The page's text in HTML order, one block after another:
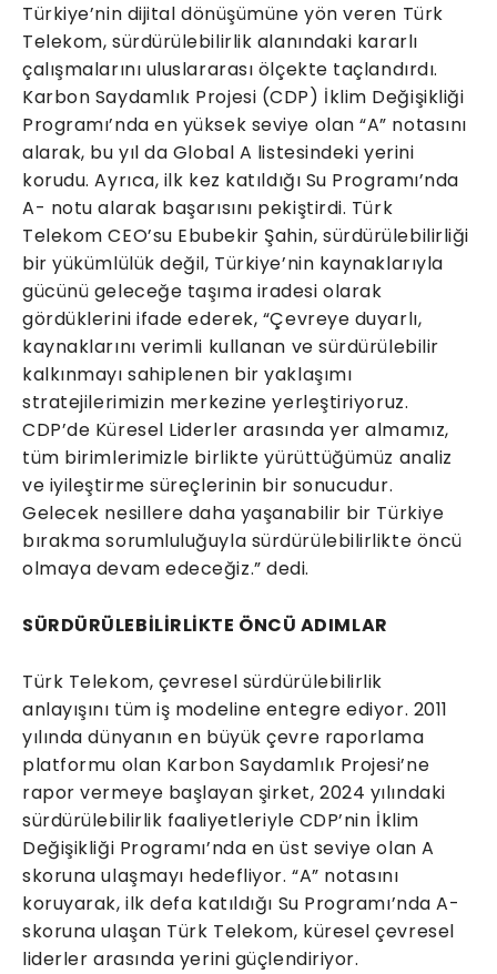
Türkiye’nin dijital dönüşümüne yön veren Türk
Telekom, sürdürülebilirlik alanındaki kararlı
çalışmalarını uluslararası ölçekte taçlandırdı.
Karbon Saydamlık Projesi (CDP) İklim Değişikliği
Programı’nda en yüksek seviye olan “A” notasını
alarak, bu yıl da Global A listesindeki yerini
korudu. Ayrıca, ilk kez katıldığı Su Programı’nda
A- notu alarak başarısını pekiştirdi. Türk
Telekom CEO’su Ebubekir Şahin, sürdürülebilirliği
bir yükümlülük değil, Türkiye’nin kaynaklarıyla
gücünü geleceğe taşıma iradesi olarak
gördüklerini ifade ederek, “Çevreye duyarlı,
kaynaklarını verimli kullanan ve sürdürülebilir
kalkınmayı sahiplenen bir yaklaşımı
stratejilerimizin merkezine yerleştiriyoruz.
CDP’de Küresel Liderler arasında yer almamız,
tüm birimlerimizle birlikte yürüttüğümüz analiz
ve iyileştirme süreçlerinin bir sonucudur.
Gelecek nesillere daha yaşanabilir bir Türkiye
bırakma sorumluluğuyla sürdürülebilirlikte öncü
olmaya devam edeceğiz.” dedi.
SÜRDÜRÜLEBİLİRLİKTE ÖNCÜ ADIMLAR
Türk Telekom, çevresel sürdürülebilirlik
anlayışını tüm iş modeline entegre ediyor. 2011
yılında dünyanın en büyük çevre raporlama
platformu olan Karbon Saydamlık Projesi’ne
rapor vermeye başlayan şirket, 2024 yılındaki
sürdürülebilirlik faaliyetleriyle CDP’nin İklim
Değişikliği Programı’nda en üst seviye olan A
skoruna ulaşmayı hedefliyor. “A” notasını
koruyarak, ilk defa katıldığı Su Programı’nda A-
skoruna ulaşan Türk Telekom, küresel çevresel
liderler arasında yerini güçlendiriyor.